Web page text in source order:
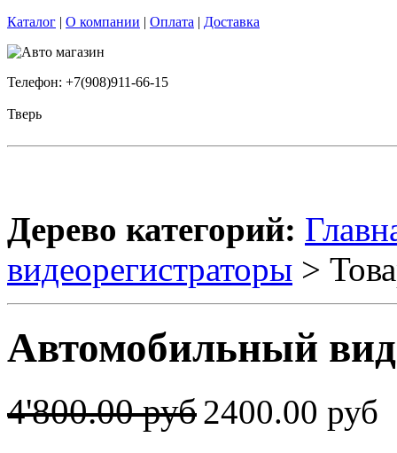
Каталог | О компании | Оплата | Доставка
Телефон: +7(908)911-66-15
Тверь
Дерево категорий:
видеорегистраторы >
Автомобильный
4'800.00 руб2400.00 руб